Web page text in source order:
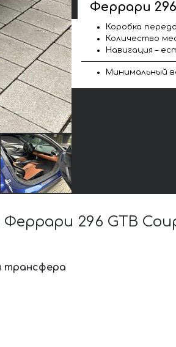
Феррари
Коробка
Количество
Навигация –
Минимальный
296 GTB
трансфера